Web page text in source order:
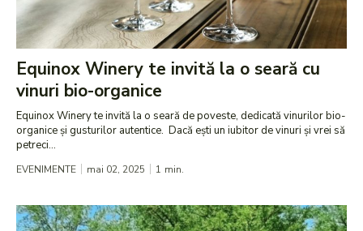
Equinox Winery te invită la o seară cu
vinuri bio-organice
Equinox Winery te invită la o seară de poveste, dedicată vinurilor bio-
organice și gusturilor autentice. Dacă ești un iubitor de vinuri și vrei să
petreci...
EVENIMENTE mai 02, 2025 1 min.